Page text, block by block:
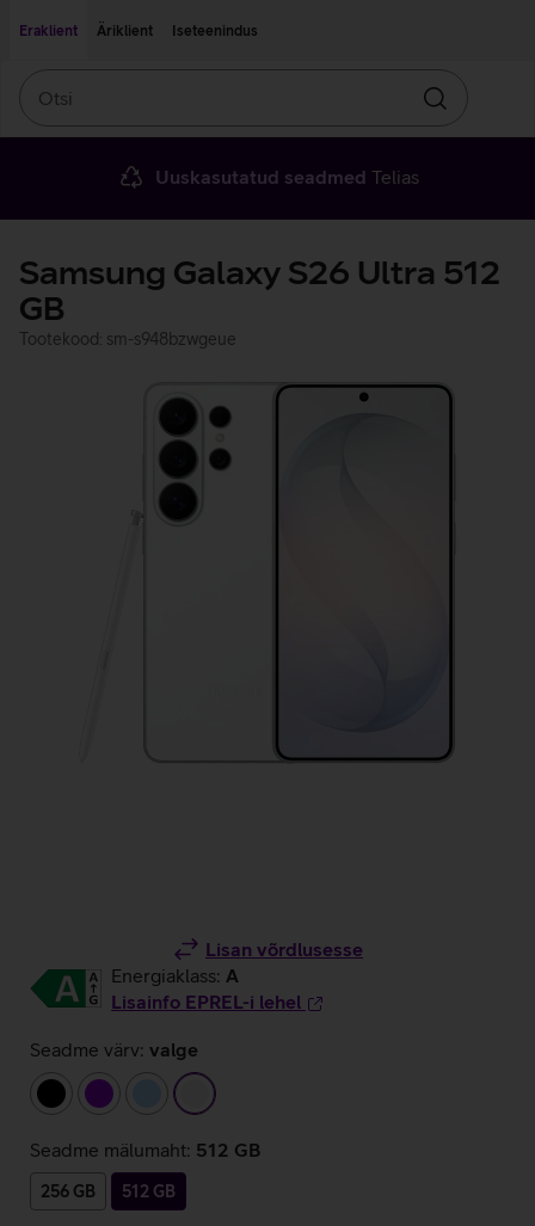
Eraklient
Äriklient Iseteenindus
Otsin
Uuskasutatud seadmed Telias
Samsung Galaxy S26 Ultra 512
GB
Tootekood: sm-s948bzwgeue
Lisan võrdlusesse
Energiaklass: A
Lisainfo EPREL-i lehel
Seadme värv: valge
must
lilla helesinine
valge
Seadme mälumaht: 512 GB
256 GB 512 GB